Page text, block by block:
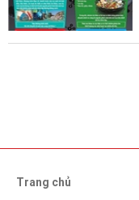
Trang chủ